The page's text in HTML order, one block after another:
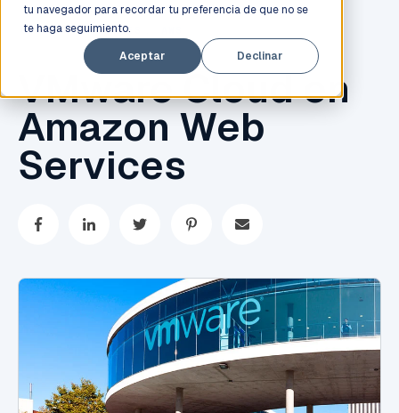
tu navegador para recordar tu preferencia de que no se
te haga seguimiento.
Aceptar
Declinar
CLOUD , NOVEDADES
VMware Cloud en
Amazon Web
Services